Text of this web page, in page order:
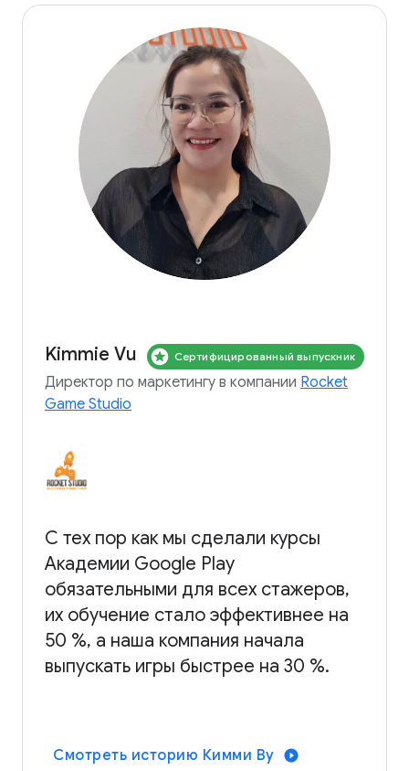
Kimmie Vu Сертифицированный выпускник
Директор по маркетингу в компании Rocket
Game Studio
С тех пор как мы сделали курсы
Академии Google Play
обязательными для всех стажеров,
их обучение стало эффективнее на
50 %, а наша компания начала
выпускать игры быстрее на 30 %.
Смотреть историю Кимми Ву